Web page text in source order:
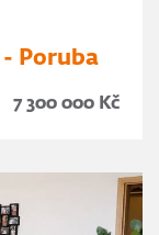
Poruba
7 300 000 Kč